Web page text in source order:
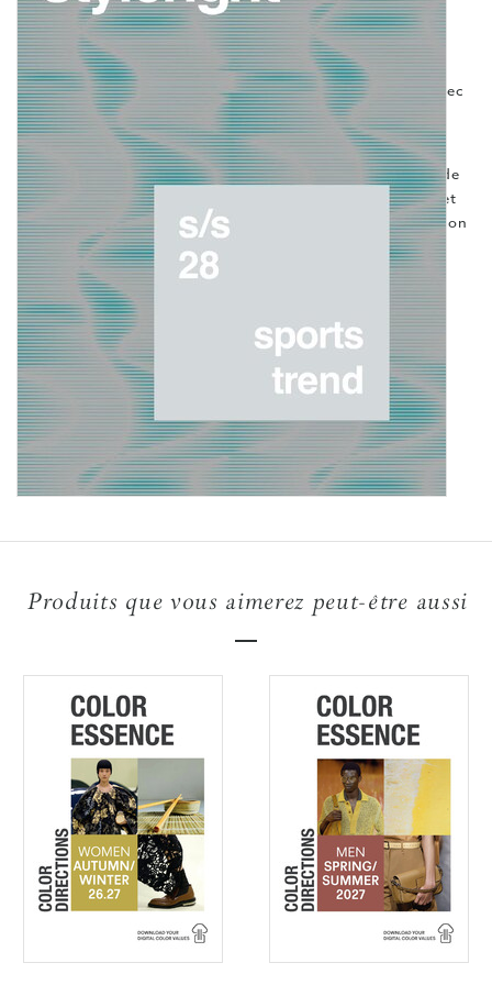
- Dessins vectoriels professionnels pour toutes les
propositions de design
- Fichiers numériques modifiables inclus (EPS et PDF) avec
accès en ligne
Ce rapport de prévision des tendances est un outil
essentiel pour les créateurs de mode, les développeurs de
produits et les équipes créatives en quête d'inspiration et
d'orientation stratégique sur le marché en pleine évolution
du sport et du style de vie.
Produits que vous aimerez peut-être aussi